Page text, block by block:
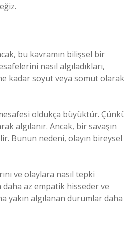
bu kavramın bilişsel bir
nasıl algıladıkları,
kadar soyut veya somut olarak
oldukça büyüktür.
algılanır. Ancak, bir savaşın
Bunun nedeni, olayın bireysel
ve olaylara nasıl tepki
az empatik hisseder ve
yakın algılanan durumlar daha